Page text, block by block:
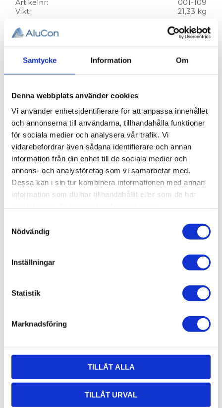
Samtycke Information Om
Denna webbplats använder cookies
Vi använder enhetsidentifierare för att anpassa innehållet
och annonserna till användarna, tillhandahålla funktioner
för sociala medier och analysera vår trafik. Vi
vidarebefordrar även sådana identifierare och annan
information från din enhet till de sociala medier och
annons- och analysföretag som vi samarbetar med.
Dessa kan i sin tur kombinera informationen med annan
information som du har tillhandahållit eller som de har
Nödvändig
Inställningar
Statistik
Marknadsföring
TILLÅT ALLA
TILLÅT URVAL
Artikelnr
001-109
Vikt
21,33 kg
ALUMINIUMPROFIL 44 X 176. Tung.
T-SPÅR 11
3D step-fil:Här kan du hämta en 3D step-fil
T-spår:11
Höjd & Bredd:44 x 176 mm
Hörnhål: För M6 Skruv, Använd rullgängtapp
eller köp gängade hål av oss
Centrumhål: M8
bearbetning av aluminiumprofilen
för mer